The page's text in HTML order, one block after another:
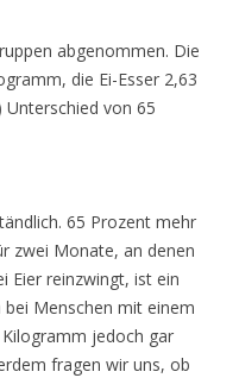
abgenommen. Die
die Ei-Esser 2,63
von 65
65 Prozent mehr
zwei Monate, an denen
Eier reinzwingt, ist ein
Menschen mit einem
jedoch gar
fragen wir uns, ob